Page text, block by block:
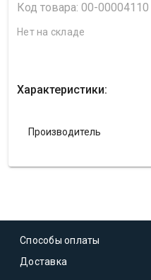
Код товара: 00-00004110
Нет на складе
Характеристики:
Производитель
Способы оплаты
Доставка